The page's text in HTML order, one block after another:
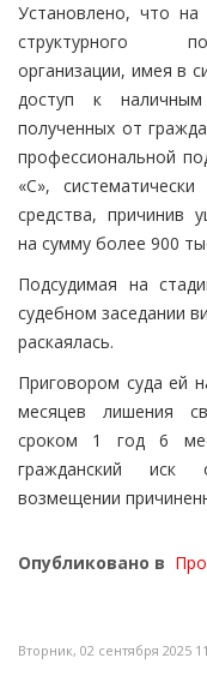
Установлено, что на
структурного
организации, имея в
доступ к
полученных от
профессиональной
«С»,
средства, причинив
на сумму более 900
Подсудимая на
судебном заседании
раскаялась.
Приговором суда ей
месяцев лишения
сроком 1 год 6
гражданский иск
возмещении
Опубликовано в
Вторник, 02 сентября 2025